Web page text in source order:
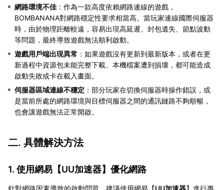
網路環境不佳 ：作為一款高度依賴網路連線的遊戲，
BOMBANANA對網路穩定性要求相當高。當玩家連線國際伺服器
時，由於物理距離較遠，容易出現高延遲、封包遺失、節點波動
等問題，最終導致遊戲無法順利啟動。
遊戲用戶端出現異常 ：如果遊戲沒有更新到最新版本，或者在更
新過程中資源包未能完整下載、本機檔案遭到損壞，都可能造成
啟動失敗或卡在載入畫面。
伺服器區域連線不穩定 ：部分玩家在切換伺服器時操作錯誤，或
是當前所處的網路環境與目標伺服器之間的通訊鏈路不夠順暢，
也會讓遊戲無法正常開啟。
二. 具體解決方法
1. 使用網易【UU加速器】優化網路
針對網路因素導致的啟動問題，建議使用網易【UU加速器】進行專